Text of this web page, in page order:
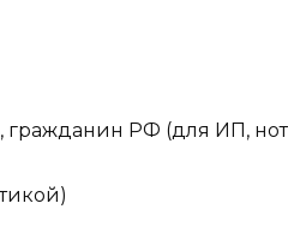
РФ (для ИП,